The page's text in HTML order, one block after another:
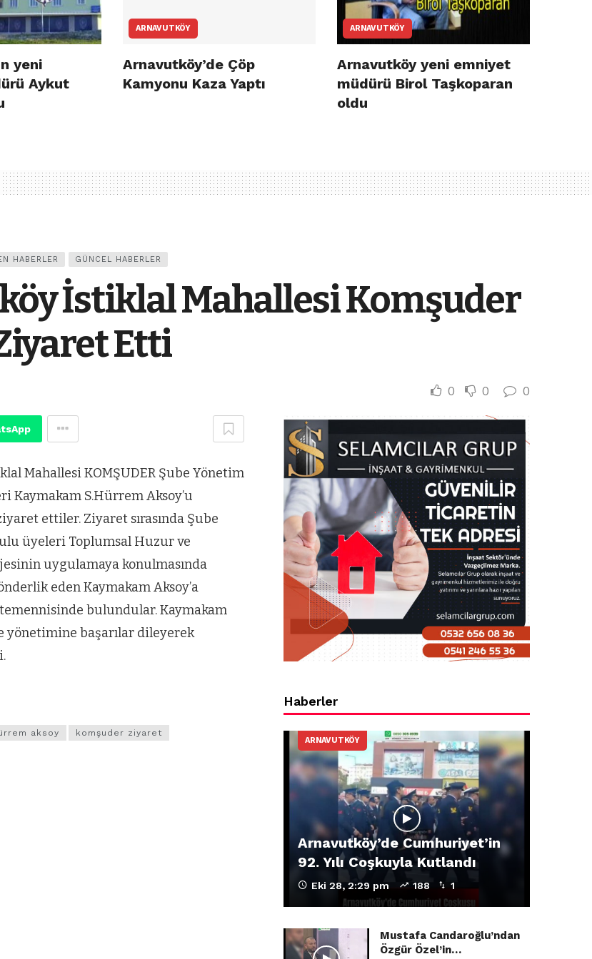
yeni
Aykut
ARNAVUTKÖY
Arnavutköy’de Çöp
Kamyonu Kaza Yaptı
ARNAVUTKÖY
Arnavutköy yeni emniyet
müdürü Birol Taşkoparan
oldu
HABERLER GÜNCEL HABERLER
İstiklal Mahallesi Komşuder
Etti
0 0 0
Mahallesi KOMŞUDER Şube Yönetim
Kaymakam S.Hürrem Aksoy’u
ettiler. Ziyaret sırasında Şube
üyeleri Toplumsal Huzur ve
uygulamaya konulmasında
eden Kaymakam Aksoy’a
bulundular. Kaymakam
yönetimine başarılar dileyerek
aksoy komşuder ziyaret
Haberler
ARNAVUTKÖY
Arnavutköy’de Cumhuriyet’in
92. Yılı Coşkuyla Kutlandı
Eki 28, 2:29 pm 188 1
Mustafa Candaroğlu’ndan
Özgür Özel’in…